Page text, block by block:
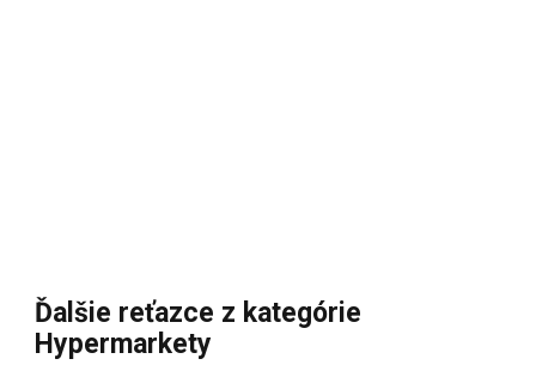
Ďalšie reťazce z kategórie
Hypermarkety